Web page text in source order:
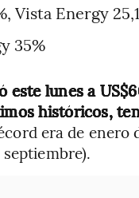
Vista Energy
35%
este lunes a
históricos,
era de enero